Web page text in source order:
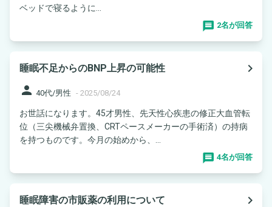
ベッドで寝るように...
2名が回答
睡眠不足からのBNP上昇の可能性
navigate_next
person 40代/男性 - 2025/08/24
お世話になります。45才男性、先天性心疾患の修正大血管転
位（三尖機械弁置換、CRTペースメーカーの手術済）の持病
を持つものです。今月の始めから、...
4名が回答
睡眠障害の市販薬の利用について navigate_next